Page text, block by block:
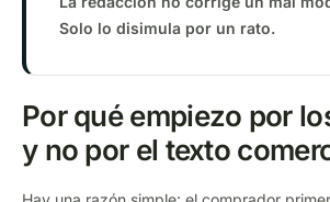
Solo lo disimula por un rato.
Por qué empiezo por
y no por el texto